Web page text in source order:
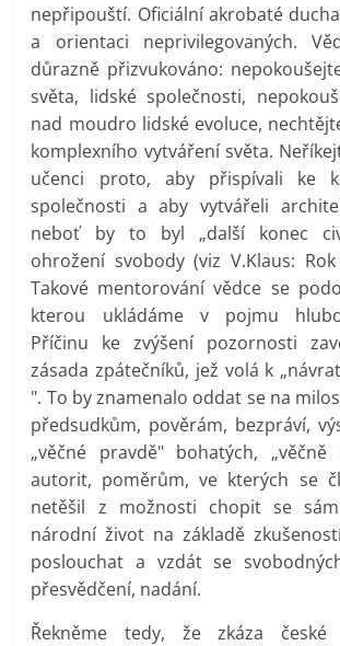
nepřipouští. Oficiální akrobaté
a orientaci neprivilegovaných.
důrazně přizvukováno:
světa, lidské společnosti,
nad moudro lidské evoluce,
komplexního vytváření světa.
učenci proto, aby přispívali ke
společnosti a aby vytvářeli
neboť by to byl „další konec
ohrožení svobody (viz V.Klaus:
Takové mentorování vědce se
kterou ukládáme v pojmu
Příčinu ke zvýšení pozornosti
zásada zpátečníků, jež volá k
". To by znamenalo oddat se na
předsudkům, pověrám, bezpráví,
„věčné pravdě" bohatých, „věčně
autorit, poměrům, ve kterých se
netěšil z možnosti chopit se
národní život na základě
poslouchat a vzdát se
přesvědčení, nadání.
Řekněme tedy, že zkáza